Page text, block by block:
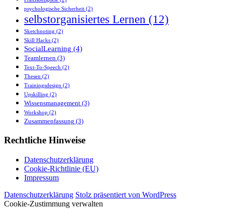
psychologische Sicherheit (2)
selbstorganisiertes Lernen (12)
Sketchnoting (2)
Skill Hacks (2)
SocialLearning (4)
Teamlernen (3)
Text-To-Speech (2)
Thesen (2)
Trainingsdesign (2)
Upskilling (2)
Wissensmanagement (3)
Workshop (2)
Zusammenfassung (3)
Rechtliche Hinweise
Datenschutzerklärung
Cookie-Richtlinie (EU)
Impressum
Datenschutzerklärung Stolz präsentiert von WordPress
Cookie-Zustimmung verwalten